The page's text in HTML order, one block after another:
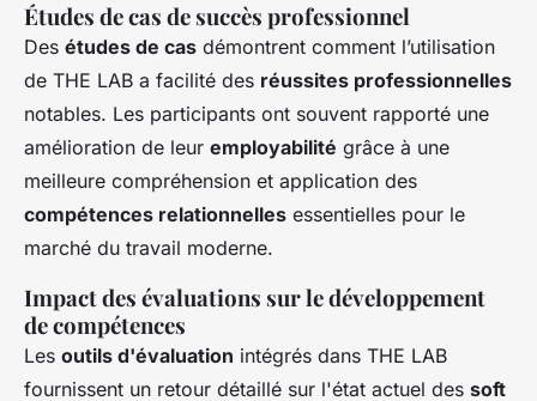
Études de cas de succès professionnel
Des études de cas démontrent comment l’utilisation
de THE LAB a facilité des réussites professionnelles
notables. Les participants ont souvent rapporté une
amélioration de leur employabilité grâce à une
meilleure compréhension et application des
compétences relationnelles essentielles pour le
marché du travail moderne.
Impact des évaluations sur le développement
de compétences
Les outils d'évaluation intégrés dans THE LAB
fournissent un retour détaillé sur l'état actuel des soft